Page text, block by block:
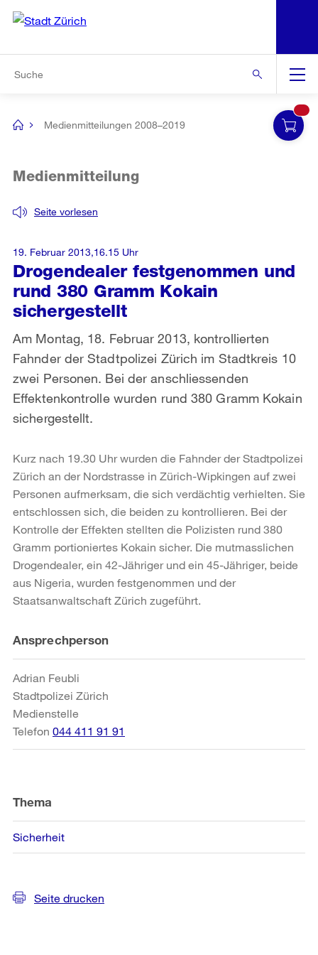
Navigation
[no
Medienmitteilungen 2008–2019
Drogendealer festgenommen und
rund 380 Gramm Kokain
sichergestellt
Seite vorlesen
Medienmitteilung
Am Montag, 18. Februar 2013, kontrollierten
Fahnder der Stadtpolizei Zürich im Stadtkreis 10
zwei Personen. Bei der anschliessenden
Effektenkontrolle wurden rund 380 Gramm Kokain
sichergestellt.
19. Februar 2013,16.15 Uhr
Kurz nach 19.30 Uhr wurden die Fahnder der Stadtpolizei
Zürich an der Nordstrasse in Zürich-Wipkingen auf zwei
Personen aufmerksam, die sich verdächtig verhielten. Sie
entschlossen sich, die beiden zu kontrollieren. Bei der
Kontrolle der Effekten stellten die Polizisten rund 380
Gramm portioniertes Kokain sicher. Die mutmasslichen
Drogendealer, ein 42-Jähriger und ein 45-Jähriger, beide
aus Nigeria, wurden festgenommen und der
Staatsanwaltschaft Zürich zugeführt.
Weitere
Informationen
Ansprechperson
Adrian Feubli
Stadtpolizei Zürich
Medienstelle
Telefon 044 411 91 91
Thema
Sicherheit
Seite drucken